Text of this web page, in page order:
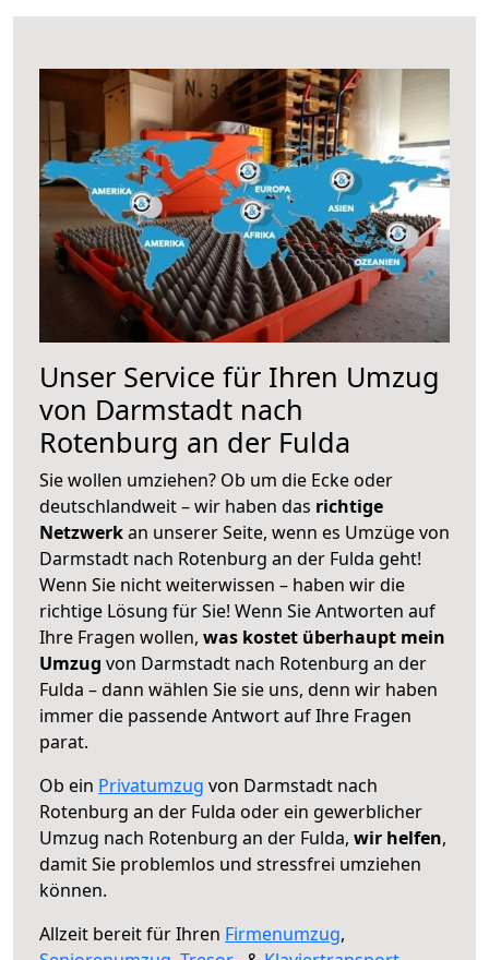
Unser Service für Ihren Umzug
von Darmstadt nach
Rotenburg an der Fulda
Sie wollen umziehen? Ob um die Ecke oder
deutschlandweit – wir haben das richtige
Netzwerkan unserer Seite, wenn es Umzüge von
Darmstadt nach Rotenburg an der Fulda geht!
Wenn Sie nicht weiterwissen – haben wir die
richtige Lösung für Sie! Wenn Sie Antworten auf
Ihre Fragen wollen, was kostet überhaupt mein
Umzug von Darmstadt nach Rotenburg an der
Fulda – dann wählen Sie sie uns, denn wir haben
immer die passende Antwort auf Ihre Fragen
parat.
Ob ein Privatumzug von Darmstadt nach
Rotenburg an der Fulda oder ein gewerblicher
Umzug nach Rotenburg an der Fulda, wir helfen,
damit Sie problemlos und stressfrei umziehen
können.
Allzeit bereit für Ihren Firmenumzug,